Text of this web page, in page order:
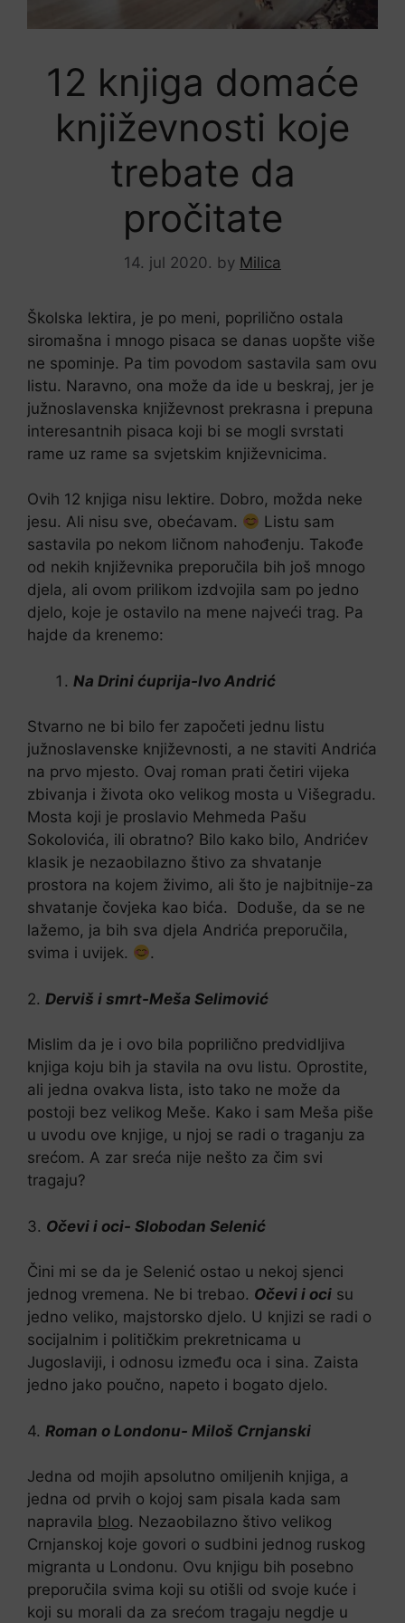
12 knjiga domaće
književnosti koje
trebate da
pročitate
14. jul 2020. by Milica
Školska lektira, je po meni, poprilično ostala
siromašna i mnogo pisaca se danas uopšte više
ne spominje. Pa tim povodom sastavila sam ovu
listu. Naravno, ona može da ide u beskraj, jer je
južnoslavenska književnost prekrasna i prepuna
interesantnih pisaca koji bi se mogli svrstati
rame uz rame sa svjetskim književnicima.
Ovih 12 knjiga nisu lektire. Dobro, možda neke
jesu. Ali nisu sve, obećavam.
Listu sam
sastavila po nekom ličnom nahođenju. Takođe
od nekih književnika preporučila bih još mnogo
djela, ali ovom prilikom izdvojila sam po jedno
djelo, koje je ostavilo na mene najveći trag. Pa
hajde da krenemo:
Na Drini ćuprija-Ivo Andrić
Stvarno ne bi bilo fer započeti jednu listu
južnoslavenske književnosti, a ne staviti Andrića
na prvo mjesto. Ovaj roman prati četiri vijeka
zbivanja i života oko velikog mosta u Višegradu.
Mosta koji je proslavio Mehmeda Pašu
Sokolovića, ili obratno? Bilo kako bilo, Andrićev
klasik je nezaobilazno štivo za shvatanje
prostora na kojem živimo, ali što je najbitnije-za
shvatanje čovjeka kao bića. Doduše, da se ne
lažemo, ja bih sva djela Andrića preporučila,
svima i uvijek.
.
2. Derviš i smrt-Meša Selimović
Mislim da je i ovo bila poprilično predvidljiva
knjiga koju bih ja stavila na ovu listu. Oprostite,
ali jedna ovakva lista, isto tako ne može da
postoji bez velikog Meše. Kako i sam Meša piše
u uvodu ove knjige, u njoj se radi o traganju za
srećom. A zar sreća nije nešto za čim svi
tragaju?
3. Očevi i oci- Slobodan Selenić
Čini mi se da je Selenić ostao u nekoj sjenci
jednog vremena. Ne bi trebao. Očevi i oci su
jedno veliko, majstorsko djelo. U knjizi se radi o
socijalnim i političkim prekretnicama u
Jugoslaviji, i odnosu između oca i sina. Zaista
jedno jako poučno, napeto i bogato djelo.
4. Roman o Londonu- Miloš Crnjanski
Jedna od mojih apsolutno omiljenih knjiga, a
jedna od prvih o kojoj sam pisala kada sam
napravila blog. Nezaobilazno štivo velikog
Crnjanskoj koje govori o sudbini jednog ruskog
migranta u Londonu. Ovu knjigu bih posebno
preporučila svima koji su otišli od svoje kuće i
koji su morali da za srećom tragaju negdje u